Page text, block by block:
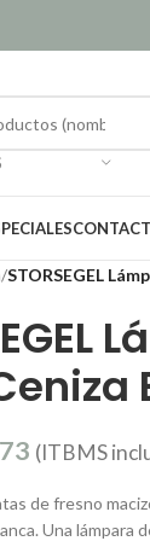
/STORSEGEL
(ITBMS
de fresno
Una lámpara